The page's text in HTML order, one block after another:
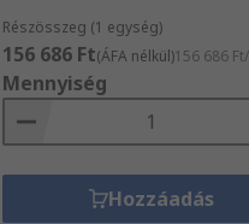
Részösszeg (1 egység)
156 686 Ft(ÁFA nélkül)156 686
Mennyiség
Hozzáadás